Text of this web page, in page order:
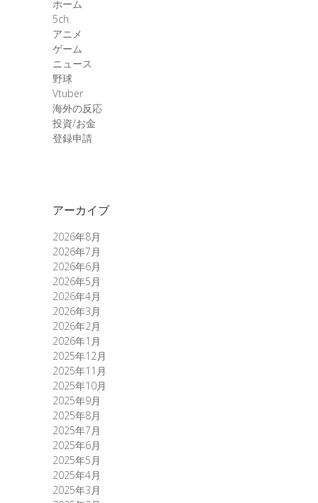
ホーム
5ch
アニメ
ゲーム
ニュース
野球
Vtuber
海外の反応
投資/お金
登録申請
アーカイブ
2026年8月
2026年7月
2026年6月
2026年5月
2026年4月
2026年3月
2026年2月
2026年1月
2025年12月
2025年11月
2025年10月
2025年9月
2025年8月
2025年7月
2025年6月
2025年5月
2025年4月
2025年3月